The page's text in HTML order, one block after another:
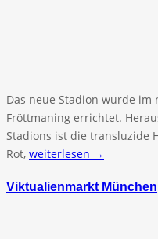
Das neue Stadion wurde
Fröttmaning errichtet.
Stadions ist die transluzide
Rot, weiterlesen →
Viktualienmarkt München